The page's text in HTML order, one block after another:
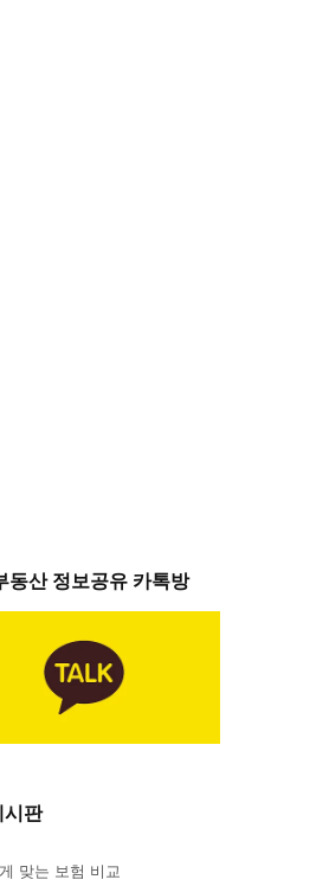
동산 정보공유 카톡방
시판
맞는 보험 비교